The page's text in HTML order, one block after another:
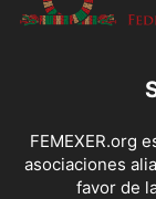
FEMEXER.org
asociaciones
favor de